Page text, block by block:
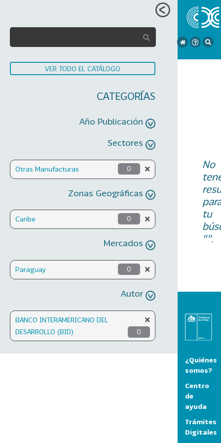
VER TODO EL CATÁLOGO
CATEGORÍAS
Año Publicación
Sectores
Otras Manufacturas 0
Zonas Geográficas
Caribe 0
Mercados
Paraguay 0
Autor
BANCO INTERAMERICANO DEL
DESARROLLO (BID)
0
No
tu
“”.
¿Quiénes
somos?
Centro
de
ayuda
Trámites
Digitales